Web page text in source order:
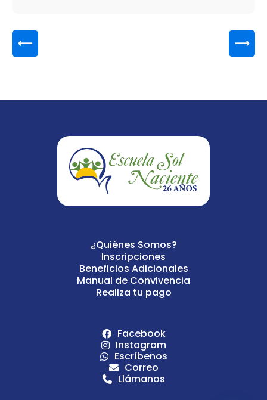
⟵ ⟶
¿Quiénes Somos?
Inscripciones
Beneficios Adicionales
Manual de Convivencia
Realiza tu pago
Facebook
Instagram
Escríbenos
Correo
Llámanos